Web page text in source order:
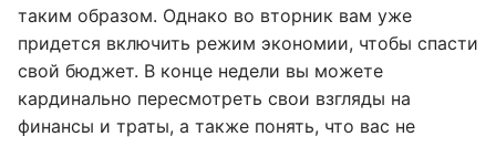
таким образом. Однако во вторник вам уже
придется включить режим экономии, чтобы спасти
свой бюджет. В конце недели вы можете
кардинально пересмотреть свои взгляды на
финансы и траты, а также понять, что вас не